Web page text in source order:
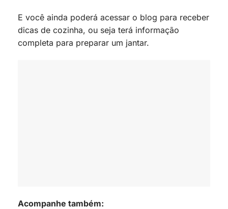
E você ainda poderá acessar o blog para receber
dicas de cozinha, ou seja terá informação
completa para preparar um jantar.
Acompanhe também: